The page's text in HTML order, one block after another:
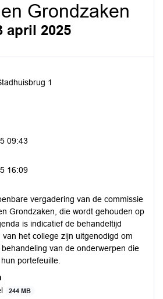
Grondzaken
april 2025
1
09:43
16:09
vergadering van de commissie
Grondzaken, die wordt gehouden op
is indicatief de behandeltijd
het college zijn uitgenodigd om
van de onderwerpen die
portefeuille.
244 MB